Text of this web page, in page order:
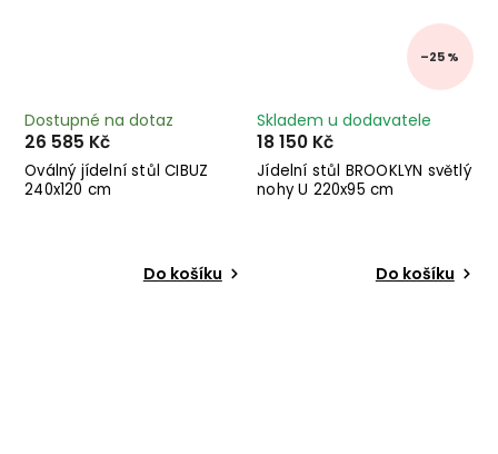
Oválný jídelní stůl CIBUZ
240x120 cm
Dostupné na dotaz
26 585 Kč
Do košíku
–25 %
Jídelní stůl BROOKLYN světlý
nohy U 220x95 cm
Skladem u dodavatele
18 150 Kč
Do košíku